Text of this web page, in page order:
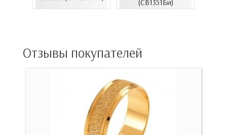
(СВ1351Би)
Отзывы покупателей